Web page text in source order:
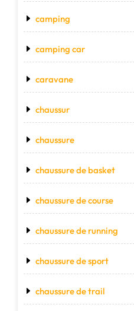
camping
camping car
caravane
chaussur
chaussure
chaussure de basket
chaussure de course
chaussure de running
chaussure de sport
chaussure de trail